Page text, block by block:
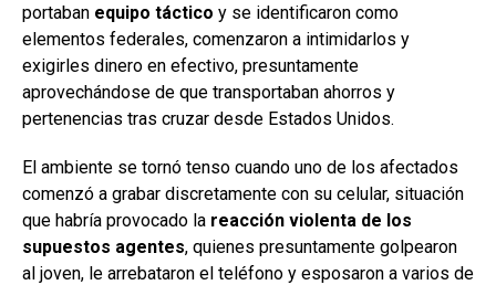
portaban equipo táctico y se identificaron como
elementos federales, comenzaron a intimidarlos y
exigirles dinero en efectivo, presuntamente
aprovechándose de que transportaban ahorros y
pertenencias tras cruzar desde Estados Unidos.
El ambiente se tornó tenso cuando uno de los afectados
comenzó a grabar discretamente con su celular, situación
que habría provocado la reacción violenta de los
supuestos agentes, quienes presuntamente golpearon
al joven, le arrebataron el teléfono y esposaron a varios de